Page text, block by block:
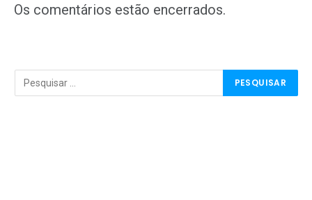
Os comentários estão encerrados.